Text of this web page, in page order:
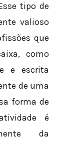
tipo de
valioso
que
como
e escrita
de uma
forma de
é
da